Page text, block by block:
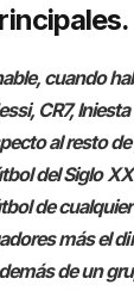
cuando
CR7,
al resto
del Siglo
de
más el
de un